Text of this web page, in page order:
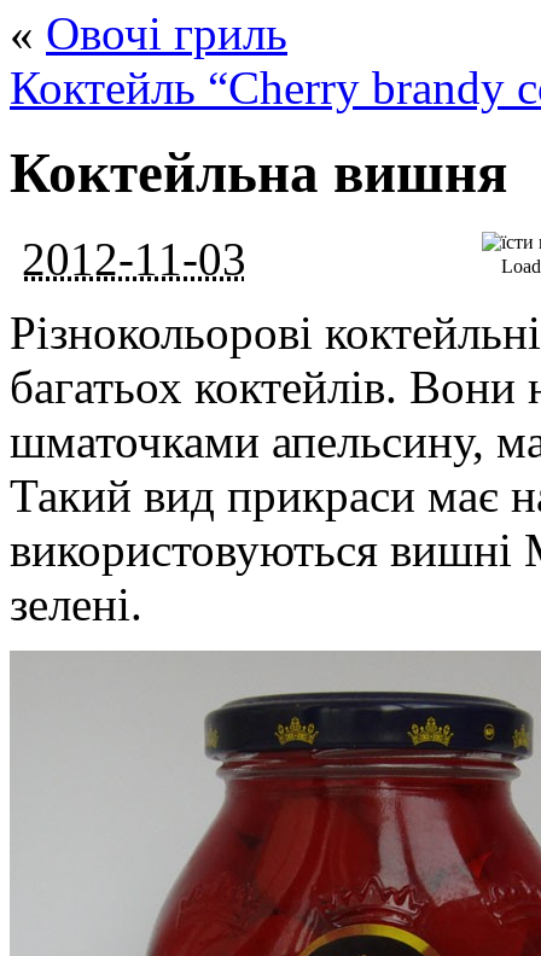
« Овочі гриль
Коктейль “Cherry brandy
Коктейльна вишня
2012-11-03
Різнокольорові
багатьох коктейлів. Вони
шматочками апельсину,
Такий вид прикраси має
використовуються вишні
зелені.